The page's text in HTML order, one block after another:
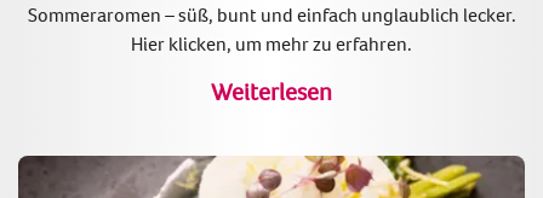
Sommeraromen – süß, bunt und einfach unglaublich lecker.
Hier klicken, um mehr zu erfahren.
Weiterlesen